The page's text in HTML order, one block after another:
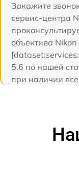
Закажите
сервис-центра
объектива
5.6 по нашей
при наличии